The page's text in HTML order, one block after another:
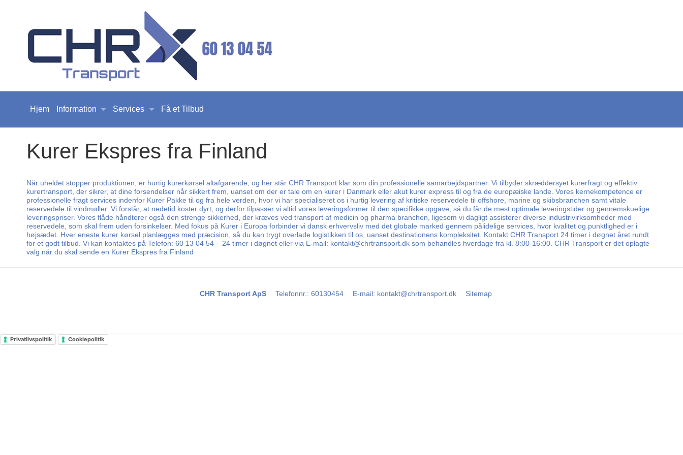
Hjem Information Services Få et Tilbud
Kurer Ekspres fra Finland
Når uheldet stopper produktionen, er hurtig kurerkørsel altafgørende, og her står CHR Transport klar som din professionelle samarbejdspartner. Vi tilbyder skræddersyet kurerfragt og effektiv
kurertransport, der sikrer, at dine forsendelser når sikkert frem, uanset om der er tale om en kurer i Danmark eller akut kurer express til og fra de europæiske lande. Vores kernekompetence er
professionelle fragt services indenfor Kurer Pakke til og fra hele verden, hvor vi har specialiseret os i hurtig levering af kritiske reservedele til offshore, marine og skibsbranchen samt vitale
reservedele til vindmøller. Vi forstår, at nedetid koster dyrt, og derfor tilpasser vi altid vores leveringsformer til den specifikke opgave, så du får de mest optimale leveringstider og gennemskuelige
leveringspriser. Vores flåde håndterer også den strenge sikkerhed, der kræves ved transport af medicin og pharma branchen, ligesom vi dagligt assisterer diverse industrivirksomheder med
reservedele, som skal frem uden forsinkelser. Med fokus på Kurer i Europa forbinder vi dansk erhvervsliv med det globale marked gennem pålidelige services, hvor kvalitet og punktlighed er i
højsædet. Hver eneste kurer kørsel planlægges med præcision, så du kan trygt overlade logistikken til os, uanset destinationens kompleksitet. Kontakt CHR Transport 24 timer i døgnet året rundt
for et godt tilbud. Vi kan kontaktes på Telefon: 60 13 04 54 – 24 timer i døgnet eller via E-mail: kontakt@chrtransport.dk som behandles hverdage fra kl. 8:00-16:00. CHR Transport er det oplagte
valg når du skal sende en Kurer Ekspres fra Finland
CHR Transport ApS Telefonnr. : 60130454 E-mail: kontakt@chrtransport.dk Sitemap
Privatlivspolitik Cookiepolitik